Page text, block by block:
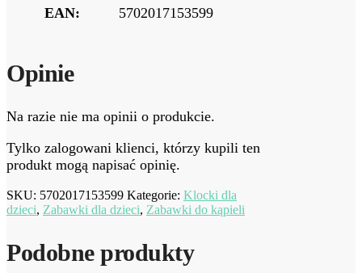
EAN: 5702017153599
Opinie
Na razie nie ma opinii o produkcie.
Tylko zalogowani klienci, którzy kupili ten
produkt mogą napisać opinię.
SKU: 5702017153599 Kategorie: Klocki dla
dzieci, Zabawki dla dzieci, Zabawki do kąpieli
Podobne produkty